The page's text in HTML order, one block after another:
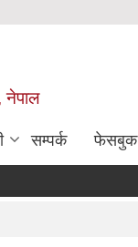
नेपाल
सम्पर्क फेसबुक